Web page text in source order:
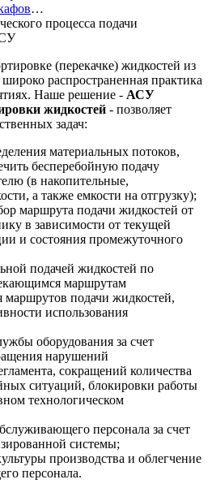
…
(перекачке) жидкостей из
распространенная практика
Наше решение - АСУ
жидкостей - позволяет
задач:
материальных потоков,
бесперебойную подачу
(в накопительные,
а также емкости на отгрузку);
маршрута подачи жидкостей от
в зависимости от текущей
и состояния промежуточного
подачей жидкостей по
маршрутам
маршрутов подачи жидкостей,
использования
оборудования за счет
нарушений
сокращений количества
ситуаций, блокировки работы
технологическом
персонала за счет
системы;
производства и облегчение
персонала.